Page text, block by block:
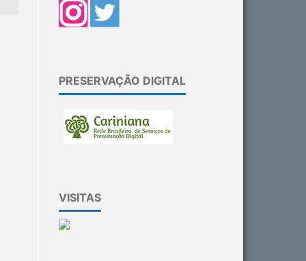
PRESERVAÇÃO DIGITAL
VISITAS